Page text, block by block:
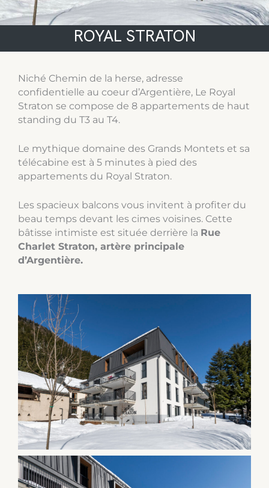
ROYAL STRATON
Niché Chemin de la herse, adresse
confidentielle au coeur d’Argentière, Le Royal
Straton se compose de 8 appartements de haut
standing du T3 au T4.
Le mythique domaine des Grands Montets et sa
télécabine est à 5 minutes à pied des
appartements du Royal Straton.
Les spacieux balcons vous invitent à profiter du
beau temps devant les cimes voisines. Cette
bâtisse intimiste est située derrière la Rue
Charlet Straton, artère principale
d’Argentière.